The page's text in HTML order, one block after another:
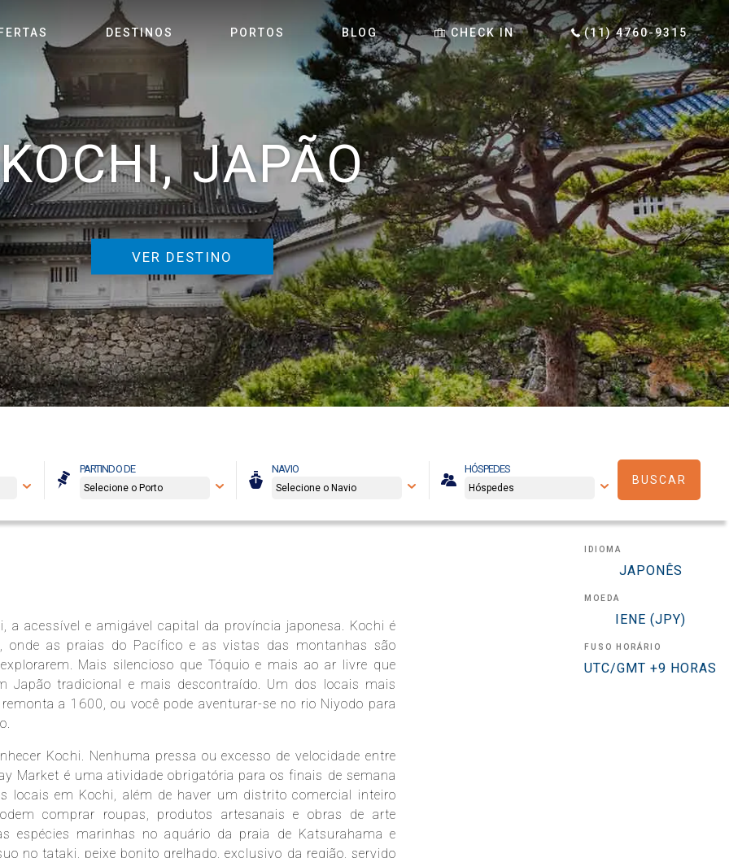
DESTINOS PORTOS BLOG CHECK IN (11) 4760-9315
KOCHI, JAPÃO
VER DESTINO
PARTINDO DE NAVIO HÓSPEDES
BUSCAR
acessível e amigável capital da província japonesa. Kochi é
as praias do Pacífico e as vistas das montanhas são
Mais silencioso que Tóquio e mais ao ar livre que
Japão tradicional e mais descontraído. Um dos locais mais
a 1600, ou você pode aventurar-se no rio Niyodo para
Kochi. Nenhuma pressa ou excesso de velocidade entre
Market é uma atividade obrigatória para os finais de semana
locais em Kochi, além de haver um distrito comercial inteiro
comprar roupas, produtos artesanais e obras de arte
espécies marinhas no aquário da praia de Katsurahama e
no tataki, peixe bonito grelhado, exclusivo da região, servido
IDIOMA
JAPONÊS
MOEDA
IENE (JPY)
FUSO HORÁRIO
UTC/GMT +9 HORAS